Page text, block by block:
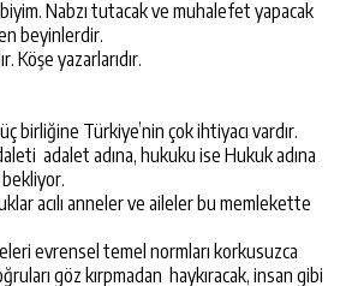
Nabzı tutacak ve muhalefet yapacak
beyinlerdir.
yazarlarıdır.
Türkiye’nin çok ihtiyacı vardır.
adalet adına, hukuku ise Hukuk adına
acılı anneler ve aileler bu memlekette
evrensel temel normları korkusuzca
göz kırpmadan haykıracak, insan gibi